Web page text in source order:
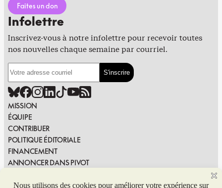
Faites un don
Infolettre
Inscrivez-vous à notre infolettre pour recevoir toutes
nos nouvelles chaque semaine par courriel.
MISSION
ÉQUIPE
CONTRIBUER
POLITIQUE ÉDITORIALE
FINANCEMENT
ANNONCER DANS PIVOT
SIGNALER UNE ERREUR